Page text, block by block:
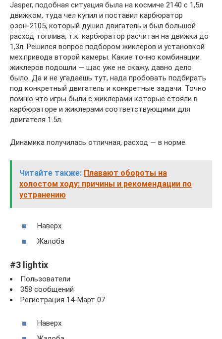
Jasper, подобная ситуация была на космиче 2140 с 1,5л
движком, туда чел купил и поставил карбюратор
озон-2105, который душил двигатель и был большой
расход топлива, т.к. карбюратор расчитан на движки до
1,3л. Решился вопрос подбором жиклеров и установкой
мех.привода второй камеры. Какие точно комбинации
жиклеров подошли — щас уже не скажу, давно дело
было. Да и не угадаешь тут, нада пробовать подбирать
под конкретный двигатель и конкретные задачи. Точно
помню что игры были с жиклерами которые стояли в
карбюраторе и жиклерами соответствующими для
двигателя 1.5л.
Динамика получилась отличная, расход — в норме.
Читайте также: Плавают обороты на
холостом ходу: причины и рекомендации по
устранению
Наверх
Жалоба
#3 lightix
Пользователи
358 сообщений
Регистрация 14-Март 07
Наверх